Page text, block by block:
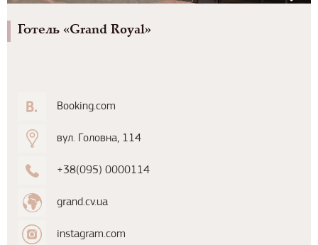
Готель «Grand Royal»
Booking.com
вул. Головна, 114
+38(095) 0000114
grand.cv.ua
instagram.com